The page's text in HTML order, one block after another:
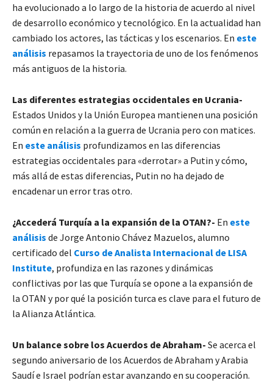
ha evolucionado a lo largo de la historia de acuerdo al nivel
de desarrollo económico y tecnológico. En la actualidad han
cambiado los actores, las tácticas y los escenarios. En este
análisis repasamos la trayectoria de uno de los fenómenos
más antiguos de la historia.
Las diferentes estrategias occidentales en Ucrania-
Estados Unidos y la Unión Europea mantienen una posición
común en relación a la guerra de Ucrania pero con matices.
En este análisis profundizamos en las diferencias
estrategias occidentales para «derrotar» a Putin y cómo,
más allá de estas diferencias, Putin no ha dejado de
encadenar un error tras otro.
¿Accederá Turquía a la expansión de la OTAN?- En este
análisis de Jorge Antonio Chávez Mazuelos, alumno
certificado del Curso de Analista Internacional de LISA
Institute, profundiza en las razones y dinámicas
conflictivas por las que Turquía se opone a la expansión de
la OTAN y por qué la posición turca es clave para el futuro de
la Alianza Atlántica.
Un balance sobre los Acuerdos de Abraham- Se acerca el
segundo aniversario de los Acuerdos de Abraham y Arabia
Saudí e Israel podrían estar avanzando en su cooperación.